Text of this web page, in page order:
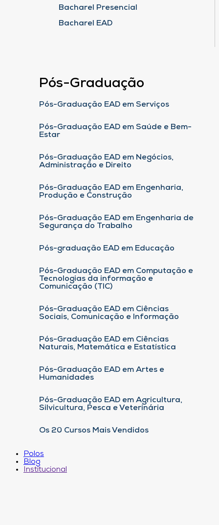
Bacharel Presencial
Bacharel EAD
Pós-Graduação
Pós-Graduação EAD em Serviços
Pós-Graduação EAD em Saúde e Bem-
Estar
Pós-Graduação EAD em Negócios,
Administração e Direito
Pós-Graduação EAD em Engenharia,
Produção e Construção
Pós-Graduação EAD em Engenharia de
Segurança do Trabalho
Pós-graduação EAD em Educação
Pós-Graduação EAD em Computação e
Tecnologias da informação e
Comunicação (TIC)
Pós-Graduação EAD em Ciências
Sociais, Comunicação e Informação
Pós-Graduação EAD em Ciências
Naturais, Matemática e Estatística
Pós-Graduação EAD em Artes e
Humanidades
Pós-Graduação EAD em Agricultura,
Silvicultura, Pesca e Veterinária
Os 20 Cursos Mais Vendidos
Polos
Blog
Institucional